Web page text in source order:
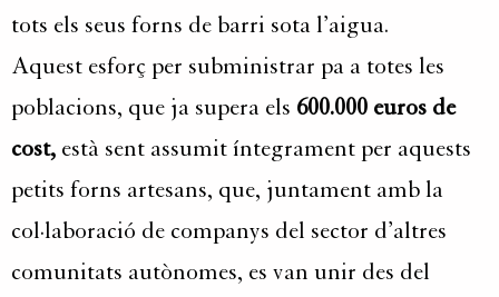
tots els seus forns de barri sota l’aigua.
Aquest esforç per subministrar pa a totes les
poblacions, que ja supera els 600.000 euros de
cost, està sent assumit íntegrament per aquests
petits forns artesans, que, juntament amb la
col·laboració de companys del sector d’altres
comunitats autònomes, es van unir des del